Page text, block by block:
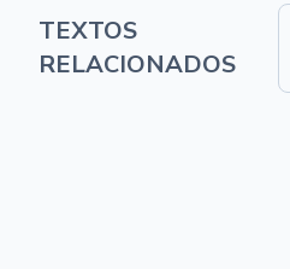
TEXTOS
RELACIONADOS